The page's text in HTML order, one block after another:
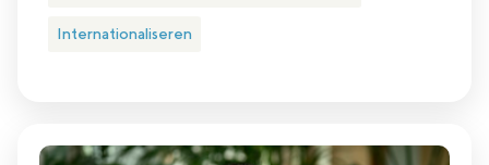
Internationaliseren